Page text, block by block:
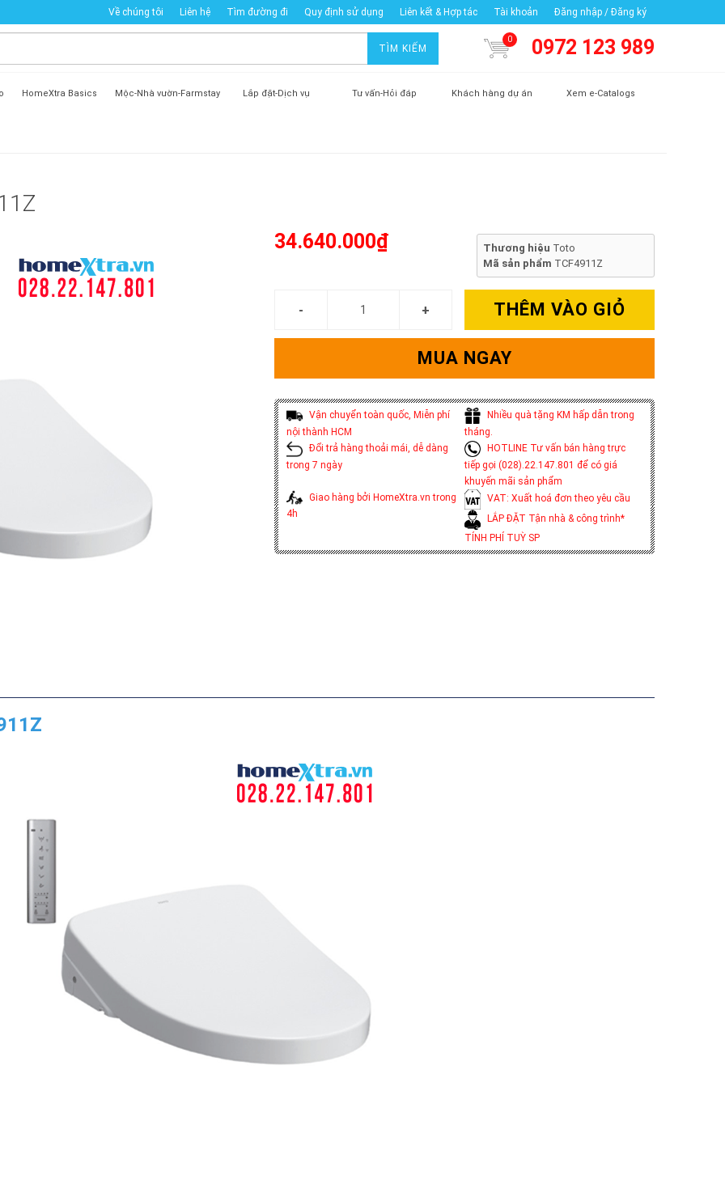
Về chúng tôi Liên hệ Tìm đường đi Quy định sử dụng Liên kết & Hợp tác Tài khoản Đăng nhập / Đăng ký
TÌM KIẾM
0 0972 123 989
HomeXtra Basics Mộc-Nhà vườn-Farmstay Lắp đặt-Dịch vụ Tư vấn-Hỏi đáp Khách hàng dự án Xem e-Catalogs
34.640.000₫ Thương hiệu Toto
Mã sản phẩm TCF4911Z
THÊM VÀO GIỎ
MUA NGAY
Vận chuyển toàn quốc, Miễn phí
nội thành HCM
Nhiều quà tặng KM hấp dẫn trong
tháng.
Đổi trả hàng thoải mái, dễ dàng
trong 7 ngày
HOTLINE Tư vấn bán hàng trực
tiếp gọi (028).22.147.801 để có giá
khuyến mãi sản phẩm
Giao hàng bởi HomeXtra.vn trong
4h
VAT: Xuất hoá đơn theo yêu cầu
LẮP ĐẶT Tận nhà & công trình*
TÍNH PHÍ TUỲ SP